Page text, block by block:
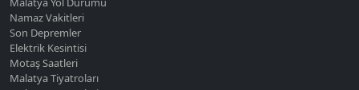
Namaz Vakitleri
Son Depremler
Elektrik Kesintisi
Motaş Saatleri
Malatya Tiyatroları